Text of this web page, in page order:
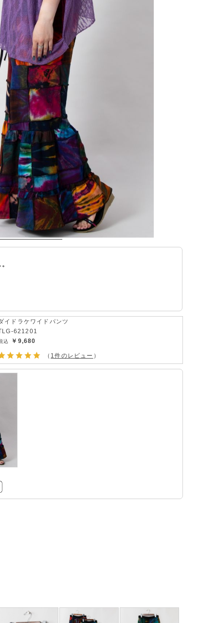
イドラケワイドパンツ
621201
￥9,680
（ 1件のレビュー ）